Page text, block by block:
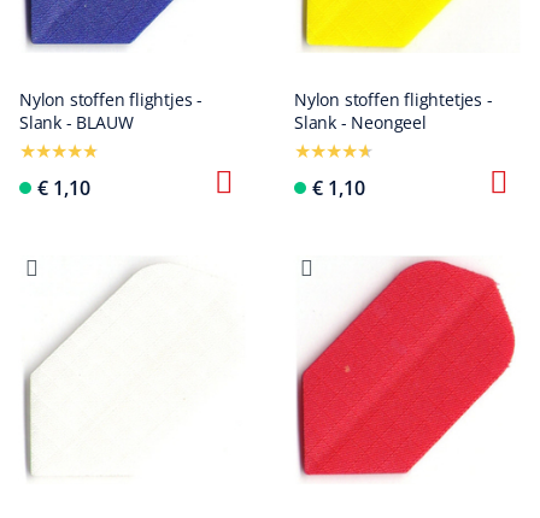
Nylon stoffen flightjes -
Slank - BLAUW
€ 1,10
Nylon stoffen flightetjes -
Slank - Neongeel
€ 1,10